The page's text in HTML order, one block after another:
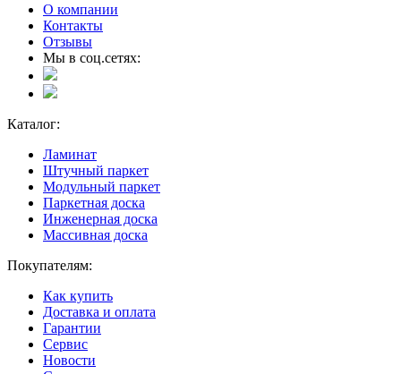
О компании
Контакты
Отзывы
Мы в соц.сетях:
Каталог:
Ламинат
Штучный паркет
Модульный паркет
Паркетная доска
Инженерная доска
Массивная доска
Покупателям:
Как купить
Доставка и оплата
Гарантии
Сервис
Новости